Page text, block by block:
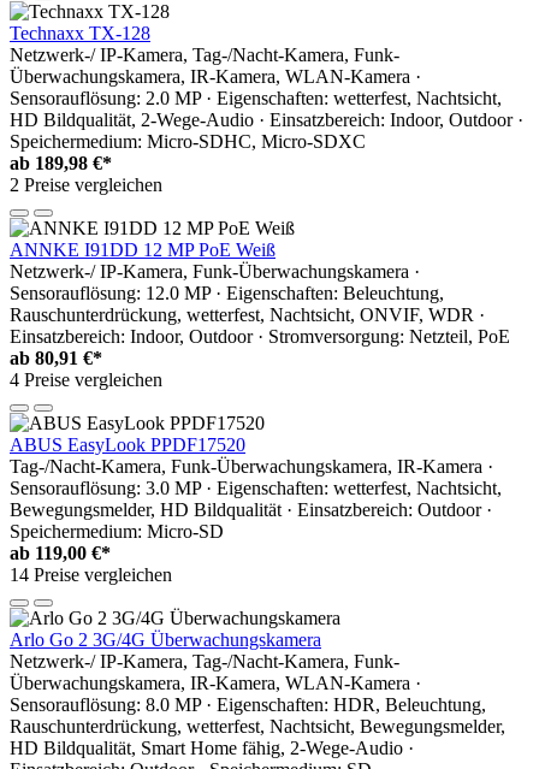
Technaxx TX-128
Netzwerk-/ IP-Kamera, Tag-/Nacht-Kamera, Funk-
Überwachungskamera, IR-Kamera, WLAN-Kamera ·
Sensorauflösung: 2.0 MP · Eigenschaften: wetterfest, Nachtsicht,
HD Bildqualität, 2-Wege-Audio · Einsatzbereich: Indoor, Outdoor ·
Speichermedium: Micro-SDHC, Micro-SDXC
ab 189,98 €*
2 Preise vergleichen
ANNKE I91DD 12 MP PoE Weiß
Netzwerk-/ IP-Kamera, Funk-Überwachungskamera ·
Sensorauflösung: 12.0 MP · Eigenschaften: Beleuchtung,
Rauschunterdrückung, wetterfest, Nachtsicht, ONVIF, WDR ·
Einsatzbereich: Indoor, Outdoor · Stromversorgung: Netzteil, PoE
ab 80,91 €*
4 Preise vergleichen
ABUS EasyLook PPDF17520
Tag-/Nacht-Kamera, Funk-Überwachungskamera, IR-Kamera ·
Sensorauflösung: 3.0 MP · Eigenschaften: wetterfest, Nachtsicht,
Bewegungsmelder, HD Bildqualität · Einsatzbereich: Outdoor ·
Speichermedium: Micro-SD
ab 119,00 €*
14 Preise vergleichen
Arlo Go 2 3G/4G Überwachungskamera
Netzwerk-/ IP-Kamera, Tag-/Nacht-Kamera, Funk-
Überwachungskamera, IR-Kamera, WLAN-Kamera ·
Sensorauflösung: 8.0 MP · Eigenschaften: HDR, Beleuchtung,
Rauschunterdrückung, wetterfest, Nachtsicht, Bewegungsmelder,
HD Bildqualität, Smart Home fähig, 2-Wege-Audio ·